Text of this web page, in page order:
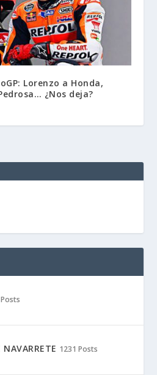
Lorenzo a Honda,
¿Nos deja?
1231 Posts